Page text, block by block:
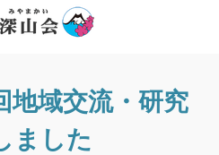
地域交流・研究
ました
会について
会則
織図
度行事予定
行事予定